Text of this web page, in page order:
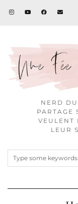
NERD
PARTAGE
VEULENT
LEUR